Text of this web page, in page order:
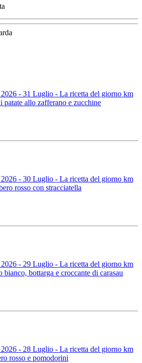
- 31 Luglio - La ricetta del giorno km
patate allo zafferano e zucchine
- 30 Luglio - La ricetta del giorno km
rosso con stracciatella
- 29 Luglio - La ricetta del giorno km
bottarga e croccante di carasau
- 28 Luglio - La ricetta del giorno km
rosso e pomodorini